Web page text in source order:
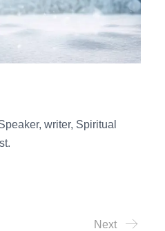
writer, Spiritual
Next